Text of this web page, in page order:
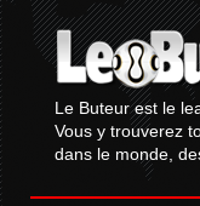
Le Buteur est le
Vous y trouverez
dans le monde,